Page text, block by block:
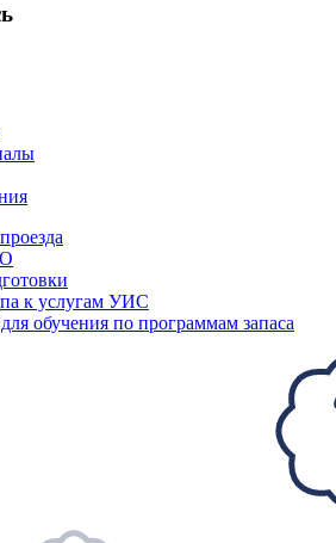
к услугам УИС
обучения по программам запаса